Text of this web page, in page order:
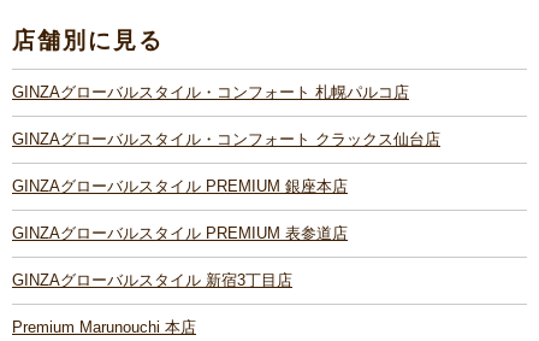
店舗別に見る
GINZAグローバルスタイル・コンフォート 札幌パルコ店
GINZAグローバルスタイル・コンフォート クラックス仙台店
GINZAグローバルスタイル PREMIUM 銀座本店
GINZAグローバルスタイル PREMIUM 表参道店
GINZAグローバルスタイル 新宿3丁目店
Premium Marunouchi 本店